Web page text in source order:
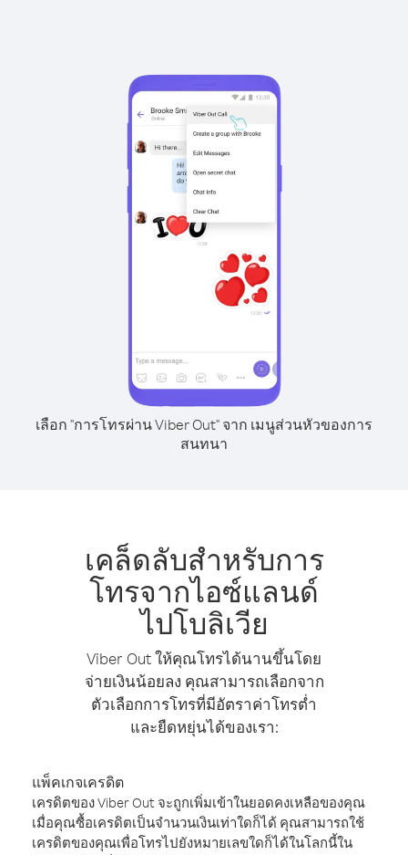
เลือก "การโทรผ่าน Viber Out" จาก เมนูส่วนหัวของการ
สนทนา
เคล็ดลับสำหรับการ
โทรจากไอซ์แลนด์
ไปโบลิเวีย
Viber Out ให้คุณโทรได้นานขึ้นโดย
จ่ายเงินน้อยลง คุณสามารถเลือกจาก
ตัวเลือกการโทรที่มีอัตราค่าโทรต่ำ
และยืดหยุ่นได้ของเรา:
แพ็คเกจเครดิต
เครดิตของ Viber Out จะถูกเพิ่มเข้าในยอดคงเหลือของคุณ
เมื่อคุณซื้อเครดิตเป็นจำนวนเงินเท่าใดก็ได้ คุณสามารถใช้
เครดิตของคุณเพื่อโทรไปยังหมายเลขใดก็ได้ในโลกนี้ใน